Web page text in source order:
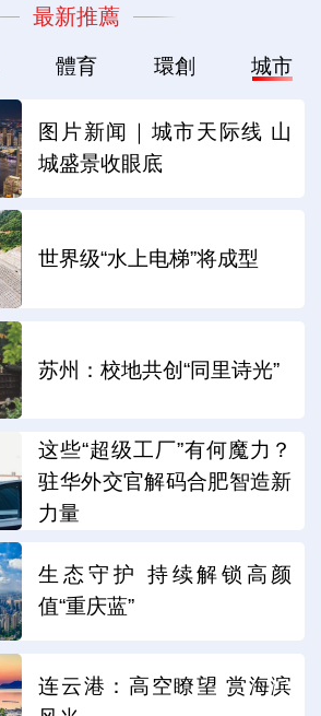
最新推薦
體育 環創 城市
图片新闻｜城市天际线 山
城盛景收眼底
世界级“水上电梯”将成型
苏州：校地共创“同里诗光”
这些“超级工厂”有何魔力？
驻华外交官解码合肥智造新
力量
生态守护 持续解锁高颜
值“重庆蓝”
连云港：高空瞭望 赏海滨